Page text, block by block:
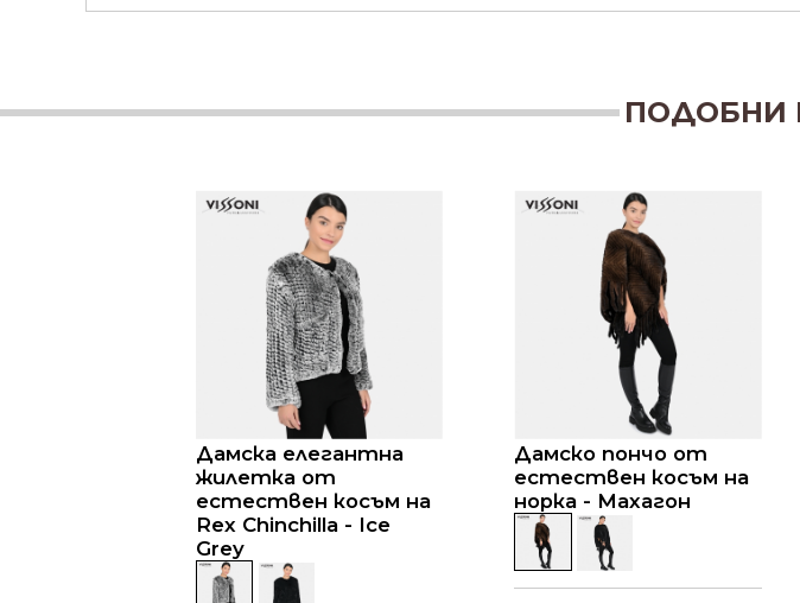
ПОДОБНИ
Дамска елегантна
жилетка от
естествен косъм на
Rex Chinchilla - Ice
Grey
Дамско пончо от
естествен косъм на
норка - Махагон